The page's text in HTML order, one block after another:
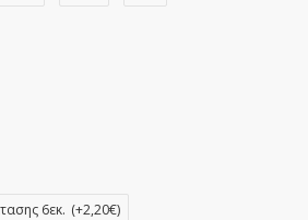
6εκ. (+2,20€)